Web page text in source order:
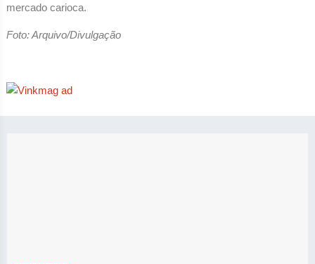
mercado carioca.
Foto: Arquivo/Divulgação